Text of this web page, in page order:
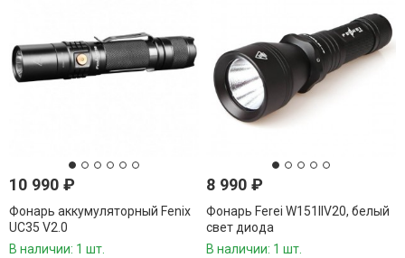
10 990 ₽
Фонарь аккумуляторный Fenix
UC35 V2.0
В наличии: 1 шт.
8 990₽
Фонарь Ferei W151IIV20, белый
свет диода
В наличии: 1 шт.